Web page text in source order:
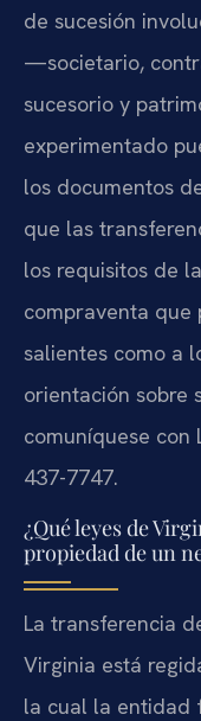
de sucesión
—societario,
sucesorio y
experimentado
los documentos
que las
los requisitos de
compraventa que
salientes como a
orientación sobre
comuníquese con
437-7747.
¿Qué leyes de
propiedad de un
La transferencia
Virginia está
la cual la entidad